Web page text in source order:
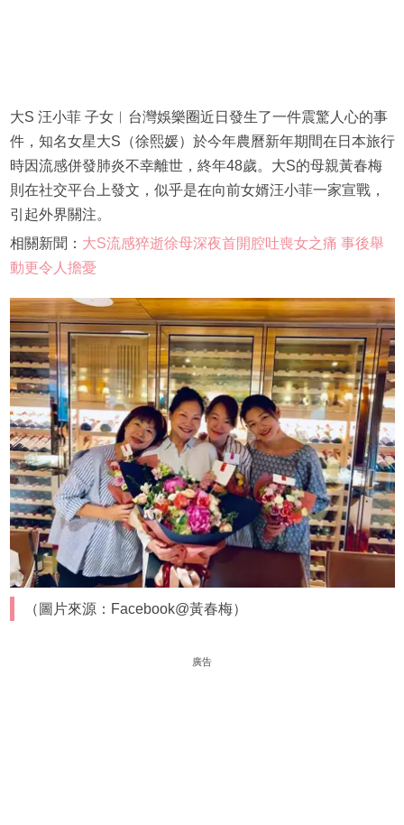
大S 汪小菲 子女︱台灣娛樂圈近日發生了一件震驚人心的事
件，知名女星大S（徐熙媛）於今年農曆新年期間在日本旅行
時因流感併發肺炎不幸離世，終年48歲。大S的母親黃春梅
則在社交平台上發文，似乎是在向前女婿汪小菲一家宣戰，
引起外界關注。
相關新聞： 大S流感猝逝徐母深夜首開腔吐喪女之痛 事後舉
動更令人擔憂
（圖片來源：Facebook@黃春梅）
廣告